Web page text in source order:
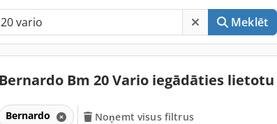
Meklēt
Bernardo Bm 20 Vario iegādāties lietotu
Bernardo Noņemt visus filtrus